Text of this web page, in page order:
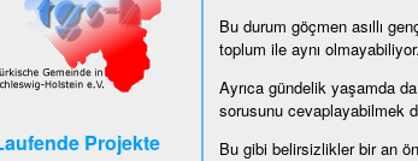
Projekte
Bu durum göçmen asıllı
toplum ile aynı olmayabiliyor.
Ayrıca gündelik yaşamda
sorusunu cevaplayabilmek
Bu gibi belirsizlikler bir an